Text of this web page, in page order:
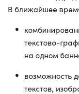
В ближайшее
текстово-
на одном
возможность
текстов,